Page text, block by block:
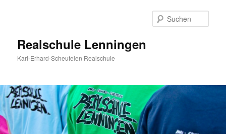
Realschule Lenningen
Karl-Erhard-Scheufelen Realschule